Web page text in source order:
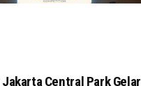
Central Park Gelar